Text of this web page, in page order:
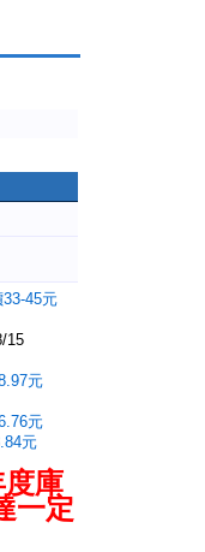
45元
15
元
元
元
度庫
一定